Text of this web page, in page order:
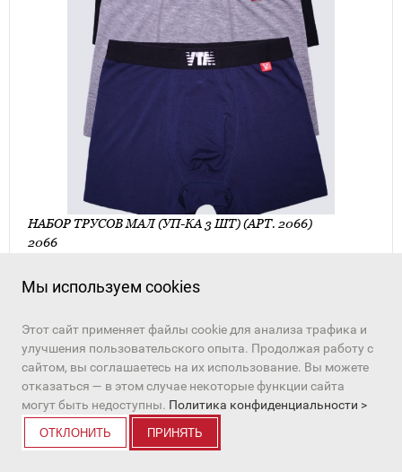
НАБОР ТРУСОВ МАЛ (УП-КА 3 ШТ) (АРТ. 2066)
2066
ПЕРЕЙТИ К ТОВАРУ
в избранное
Мы используем cookies
Этот сайт применяет файлы cookie для анализа трафика и
улучшения пользовательского опыта. Продолжая работу с
сайтом, вы соглашаетесь на их использование. Вы можете
отказаться — в этом случае некоторые функции сайта
могут быть недоступны. Политика конфиденциальности >
ОТКЛОНИТЬ ПРИНЯТЬ